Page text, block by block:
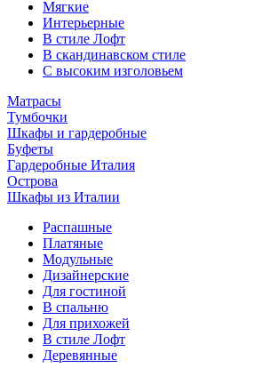
Мягкие
Интерьерные
В стиле Лофт
В скандинавском стиле
С высоким изголовьем
Матрасы
Тумбочки
Шкафы и гардеробные
Буфеты
Гардеробные Италия
Острова
Шкафы из Италии
Распашные
Платяные
Модульные
Дизайнерские
Для гостиной
В спальню
Для прихожей
В стиле Лофт
Деревянные